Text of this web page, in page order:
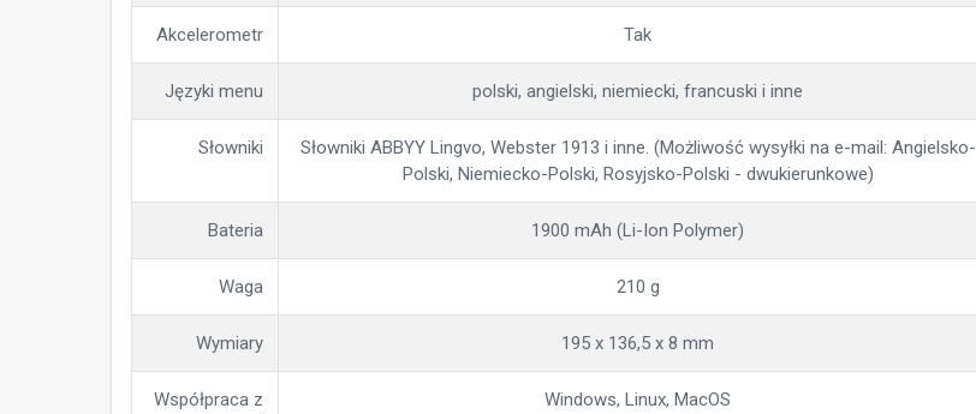
Akcelerometr Tak
Języki menu polski, angielski, niemiecki, francuski i inne
Słowniki
Słowniki ABBYY Lingvo, Webster 1913 i inne. (Możliwość wysyłki na e-mail: Angielsko-
Polski, Niemiecko-Polski, Rosyjsko-Polski - dwukierunkowe)
Bateria 1900 mAh (Li-Ion Polymer)
Waga 210 g
Wymiary 195 x 136,5 x 8 mm
Współpraca z
Windows, Linux, MacOS